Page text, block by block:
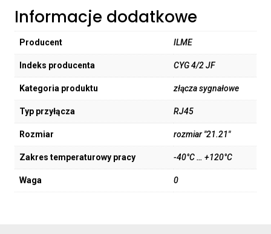
Informacje dodatkowe
Producent ILME
Indeks producenta CYG 4/2 JF
Kategoria produktu złącza sygnałowe
Typ przyłącza RJ45
Rozmiar rozmiar "21.21"
Zakres temperaturowy pracy -40°C … +120°C
Waga 0